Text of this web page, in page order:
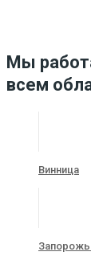
Мы
всем
Винница